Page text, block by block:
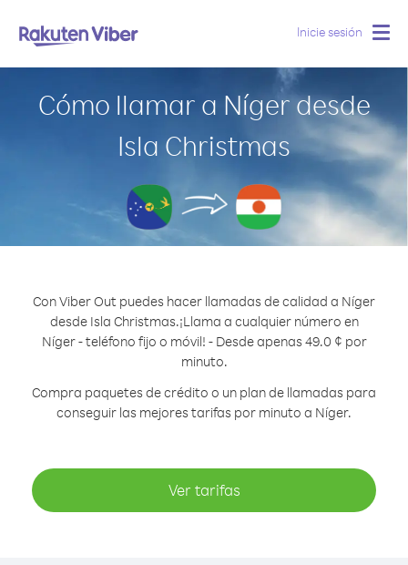
Inicie sesión
Cómo llamar a Níger desde
Isla Christmas
Con Viber Out puedes hacer llamadas de calidad a Níger
desde Isla Christmas.¡Llama a cualquier número en
Níger - teléfono fijo o móvil! - Desde apenas 49.0 ¢ por
minuto.
Compra paquetes de crédito o un plan de llamadas para
conseguir las mejores tarifas por minuto a Níger.
Ver tarifas